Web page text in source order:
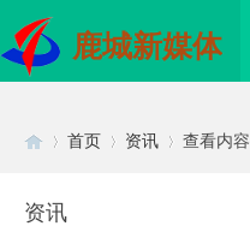
鹿城新媒体
首页 资讯 查看内容
资讯